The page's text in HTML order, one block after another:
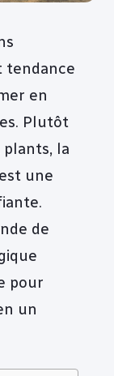
tendance
en
Plutôt
la
une
de
pour
un